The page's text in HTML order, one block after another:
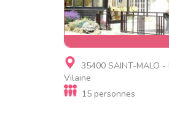
Gite
Gîtes grande capacité
piscine
35400 SAINT-MALO
Vilaine
15 personnes